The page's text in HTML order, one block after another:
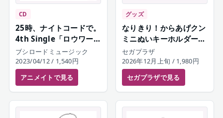
CD
25時、ナイトコードで。
4th Single「ロウワー/
トリコロージュ」
ブシロードミュージック
2023/04/12/ 1,540円
アニメイトで見る
グッズ
なりきり！からあげクン
ミニぬいキーホルダー
暁山瑞希
セガプラザ
2026年12月上旬 / 1,980円
セガプラザで見る